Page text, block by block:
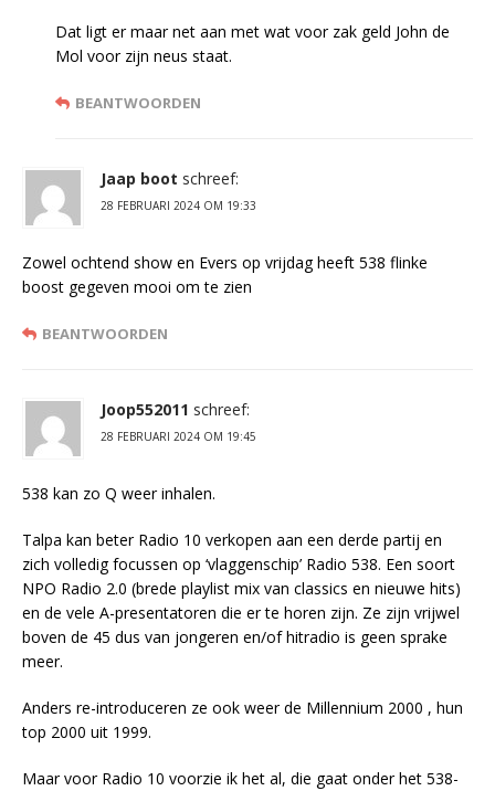
Dat ligt er maar net aan met wat voor zak geld John de
Mol voor zijn neus staat.
BEANTWOORDEN
Jaap boot schreef:
28 FEBRUARI 2024 OM 19:33
Zowel ochtend show en Evers op vrijdag heeft 538 flinke
boost gegeven mooi om te zien
BEANTWOORDEN
Joop552011 schreef:
28 FEBRUARI 2024 OM 19:45
538 kan zo Q weer inhalen.
Talpa kan beter Radio 10 verkopen aan een derde partij en
zich volledig focussen op ‘vlaggenschip’ Radio 538. Een soort
NPO Radio 2.0 (brede playlist mix van classics en nieuwe hits)
en de vele A-presentatoren die er te horen zijn. Ze zijn vrijwel
boven de 45 dus van jongeren en/of hitradio is geen sprake
meer.
Anders re-introduceren ze ook weer de Millennium 2000 , hun
top 2000 uit 1999.
Maar voor Radio 10 voorzie ik het al, die gaat onder het 538-